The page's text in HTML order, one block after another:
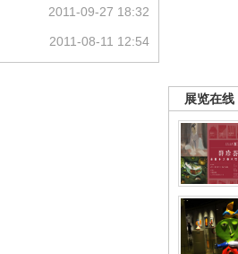
展览在线
2011-09-27 18:32
2011-08-11 12:54